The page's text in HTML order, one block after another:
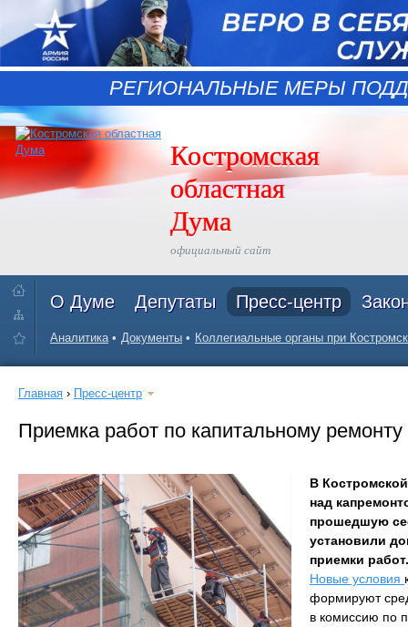
РЕГИОНАЛЬНЫЕ МЕРЫ
Костромская
областная
Дума
официальный сайт
О Думе Депутаты Пресс-центр
Аналитика Документы Коллегиальные органы при
Главная › Пресс-центр
Приемка работ по капитальному ремонту
В
над
прошедшую
установили
приемки работ.
Новые условия
формируют
в комиссию по